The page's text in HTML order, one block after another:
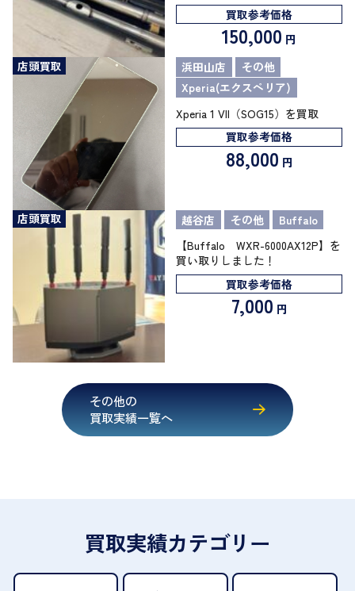
買取参考価格
150,000 円
店頭買取
浜田山店
その他
Xperia(エクスペリア)
Xperia 1 VII（SOG15）を買取
買取参考価格
88,000 円
店頭買取 越谷店 その他
Buffalo
【Buffalo WXR-6000AX12P】を
買い取りしました！
買取参考価格
7,000 円
その他の
買取実績一覧へ
買取実績カテゴリー